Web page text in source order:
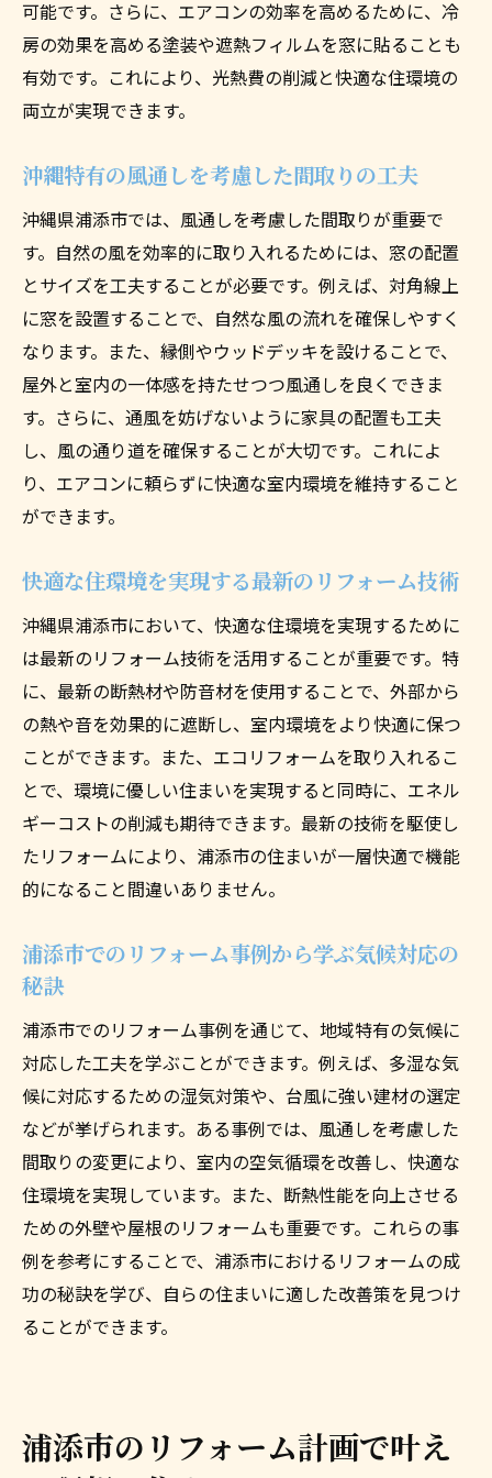
可能です。さらに、エアコンの効率を高めるために、冷
房の効果を高める塗装や遮熱フィルムを窓に貼ることも
有効です。これにより、光熱費の削減と快適な住環境の
両立が実現できます。
沖縄特有の風通しを考慮した間取りの工夫
沖縄県浦添市では、風通しを考慮した間取りが重要で
す。自然の風を効率的に取り入れるためには、窓の配置
とサイズを工夫することが必要です。例えば、対角線上
に窓を設置することで、自然な風の流れを確保しやすく
なります。また、縁側やウッドデッキを設けることで、
屋外と室内の一体感を持たせつつ風通しを良くできま
す。さらに、通風を妨げないように家具の配置も工夫
し、風の通り道を確保することが大切です。これによ
り、エアコンに頼らずに快適な室内環境を維持すること
ができます。
快適な住環境を実現する最新のリフォーム技術
沖縄県浦添市において、快適な住環境を実現するために
は最新のリフォーム技術を活用することが重要です。特
に、最新の断熱材や防音材を使用することで、外部から
の熱や音を効果的に遮断し、室内環境をより快適に保つ
ことができます。また、エコリフォームを取り入れるこ
とで、環境に優しい住まいを実現すると同時に、エネル
ギーコストの削減も期待できます。最新の技術を駆使し
たリフォームにより、浦添市の住まいが一層快適で機能
的になること間違いありません。
浦添市でのリフォーム事例から学ぶ気候対応の
秘訣
浦添市でのリフォーム事例を通じて、地域特有の気候に
対応した工夫を学ぶことができます。例えば、多湿な気
候に対応するための湿気対策や、台風に強い建材の選定
などが挙げられます。ある事例では、風通しを考慮した
間取りの変更により、室内の空気循環を改善し、快適な
住環境を実現しています。また、断熱性能を向上させる
ための外壁や屋根のリフォームも重要です。これらの事
例を参考にすることで、浦添市におけるリフォームの成
功の秘訣を学び、自らの住まいに適した改善策を見つけ
ることができます。
浦添市のリフォーム計画で叶え